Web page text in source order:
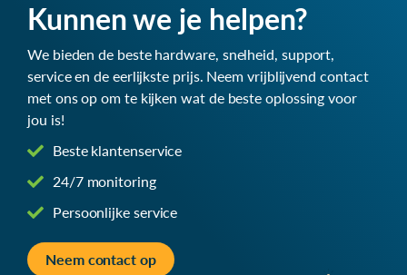
Kunnen we je helpen?
We bieden de beste hardware, snelheid, support,
service en de eerlijkste prijs. Neem vrijblijvend contact
met ons op om te kijken wat de beste oplossing voor
jou is!
Beste klantenservice
24/7 monitoring
Persoonlijke service
Neem contact op